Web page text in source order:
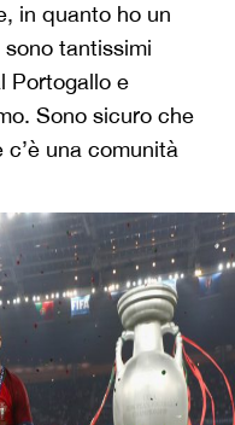
in quanto ho un
tantissimi
Portogallo e
Sono sicuro che
una comunità